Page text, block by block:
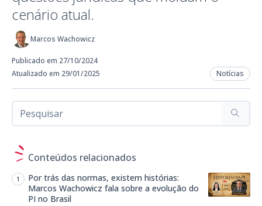
cenário atual.
Marcos Wachowicz
Publicado em 27/10/2024
Atualizado em 29/01/2025
Notícias
Conteúdos relacionados
Por trás das normas, existem histórias:
Marcos Wachowicz fala sobre a evolução do
PI no Brasil